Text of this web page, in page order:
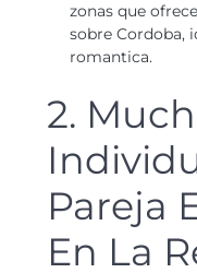
zonas que
sobre Cordoba,
romantica.
2.
Pareja
En La